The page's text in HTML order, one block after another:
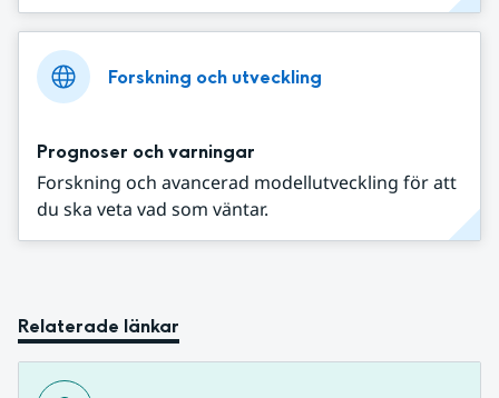
Forskning och utveckling
Prognoser och varningar
Forskning och avancerad modellutveckling för att
du ska veta vad som väntar.
Relaterade länkar